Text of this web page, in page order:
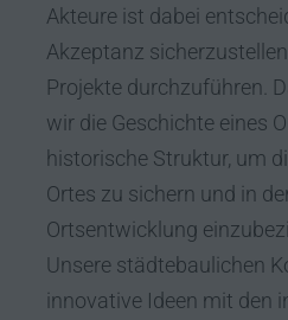
Akteure ist dabei
Akzeptanz
Projekte durchzuführen.
wir die Geschichte eines
historische Struktur, um
Ortes zu sichern und in
Ortsentwicklung
Unsere städtebaulichen
innovative Ideen mit den